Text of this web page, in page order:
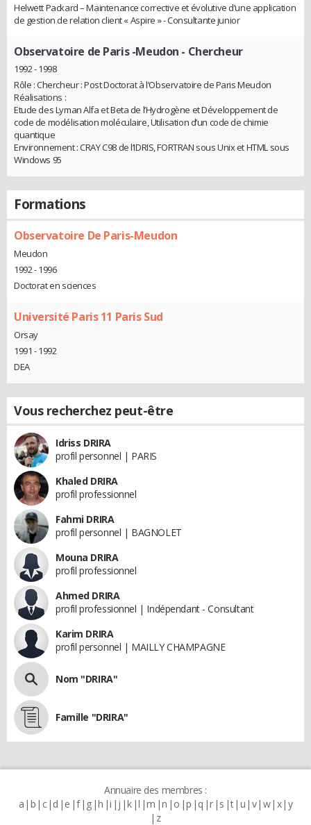
Helwett Packard – Maintenance corrective et évolutive d’une application
de gestion de relation client « Aspire » - Consultante junior
Observatoire de Paris -Meudon - Chercheur
1992 - 1998
Rôle : Chercheur : Post Doctorat à l’Observatoire de Paris Meudon
Réalisations :
Etude des Lyman Alfa et Beta de l’Hydrogène et Développement de
code de modélisation moléculaire, Utilisation d’un code de chimie
quantique
Environnement : CRAY C98 de l’IDRIS, FORTRAN sous Unix et HTML sous
Windows 95
Formations
Observatoire De Paris-Meudon
Meudon
1992 - 1996
Doctorat en sciences
Université Paris 11 Paris Sud
Orsay
1991 - 1992
DEA
Vous recherchez peut-être
Idriss DRIRA
profil personnel | PARIS
Khaled DRIRA
profil professionnel
Fahmi DRIRA
profil personnel | BAGNOLET
Mouna DRIRA
profil professionnel
Ahmed DRIRA
profil professionnel | Indépendant - Consultant
Karim DRIRA
profil personnel | MAILLY CHAMPAGNE
Nom "DRIRA"
Famille "DRIRA"
Annuaire des membres :
a b c d e f g h i j k l m n o p q r s t u v w x y
z